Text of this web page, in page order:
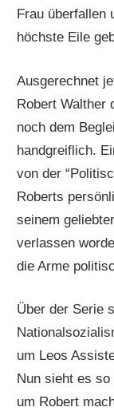
Frau überfallen
höchste Eile
Ausgerechnet
Robert Walther
noch dem
handgreiflich.
von der
Roberts
seinem
verlassen
die Arme
Über der Serie
um Leos
Nun sieht es
um Robert